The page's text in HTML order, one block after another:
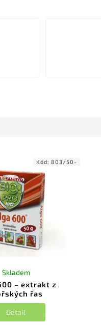
– extrakt z
řas
Skladem
Detail
Kód:803/50-